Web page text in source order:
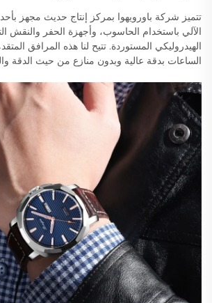
تتميز شركة باورويهوا بمركز إنتاج حديث مجهز
الآلي باستخدام الحاسوب، وأجهزة الحفر والنقش
الهيدروليكي المستوردة. تتيح لنا هذه المرافق
الساعات بدقة عالية وبدون منازع من حيث الدقة